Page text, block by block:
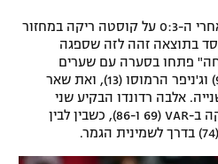
הספרדיות המשיכו להרשים אחרי ה-0:3 על קוסטה ריקה במחזור
בתוצאה זהה לזה שספגה
פתחו בסערה עם שערים
מוקדמים של טרסה אביירה (9) וג'ניפר הרמוסו (13), ואת שאר
אלבה רדונדו הבקיע שני
שערים שאושרו רק אחרי בדיקה ב-VAR (69 ו-86), כשבין לבין